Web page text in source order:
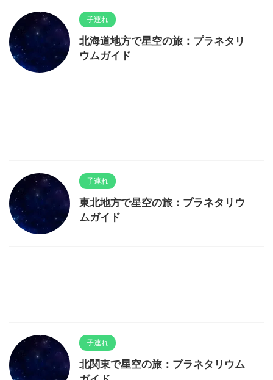
子連れ
北海道地方で星空の旅：プラネタリ
ウムガイド
子連れ
東北地方で星空の旅：プラネタリウ
ムガイド
子連れ
北関東で星空の旅：プラネタリウム